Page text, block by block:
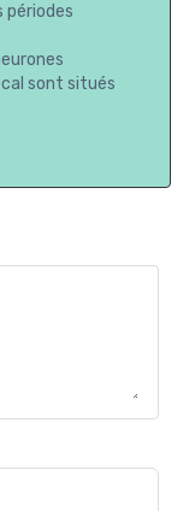
sont situés